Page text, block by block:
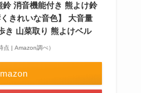
鈴 消音機能付き 熊よけ鈴
きれいな音色】 大音量
き 山菜取り 熊よけベル
点 | Amazon調べ）